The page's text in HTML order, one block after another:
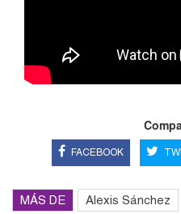
FACEBOOK
MÁS DE Alexis Sánchez